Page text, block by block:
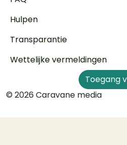
Hulpen
Transparantie
Wettelijke vermeldingen
Toegang
© 2026 Caravane media